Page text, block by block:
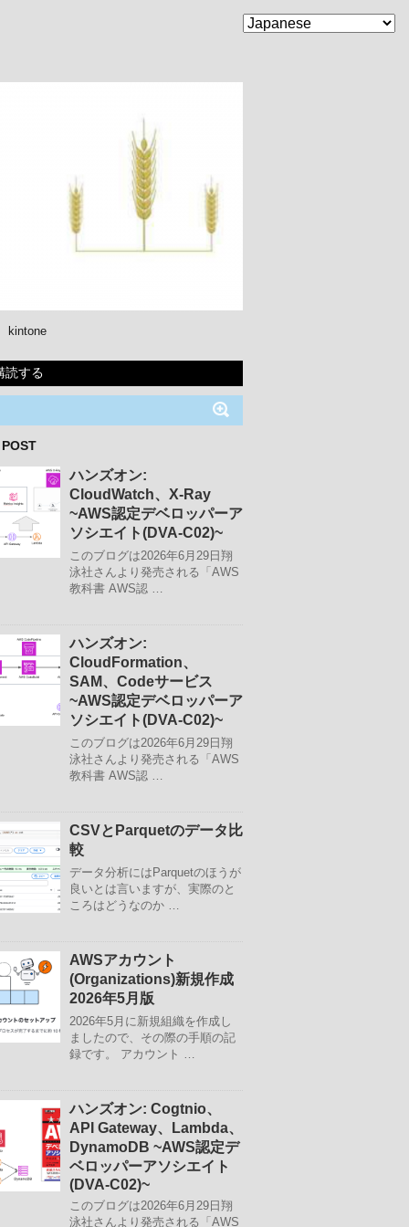
kintone
読する
ハンズオン:
CloudWatch、X-Ray
~AWS認定デベロッパーア
ソシエイト(DVA-C02)~
このブログは2026年6月29日翔
泳社さんより発売される「AWS
教科書 AWS認 …
ハンズオン:
CloudFormation、
SAM、Codeサービス
~AWS認定デベロッパーア
ソシエイト(DVA-C02)~
このブログは2026年6月29日翔
泳社さんより発売される「AWS
教科書 AWS認 …
CSVとParquetのデータ比
較
データ分析にはParquetのほうが
良いとは言いますが、実際のと
ころはどうなのか …
AWSアカウント
(Organizations)新規作成
2026年5月版
2026年5月に新規組織を作成し
ましたので、その際の手順の記
録です。 アカウント …
ハンズオン: Cogtnio、
API Gateway、Lambda、
DynamoDB ~AWS認定デ
ベロッパーアソシエイト
(DVA-C02)~
このブログは2026年6月29日翔
泳社さんより発売される「AWS